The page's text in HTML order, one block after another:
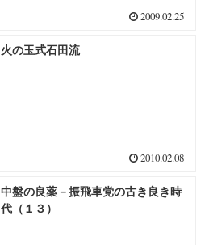
2009.02.25
火の玉式石田流
2010.02.08
中盤の良薬－振飛車党の古き良き時
代（１３）